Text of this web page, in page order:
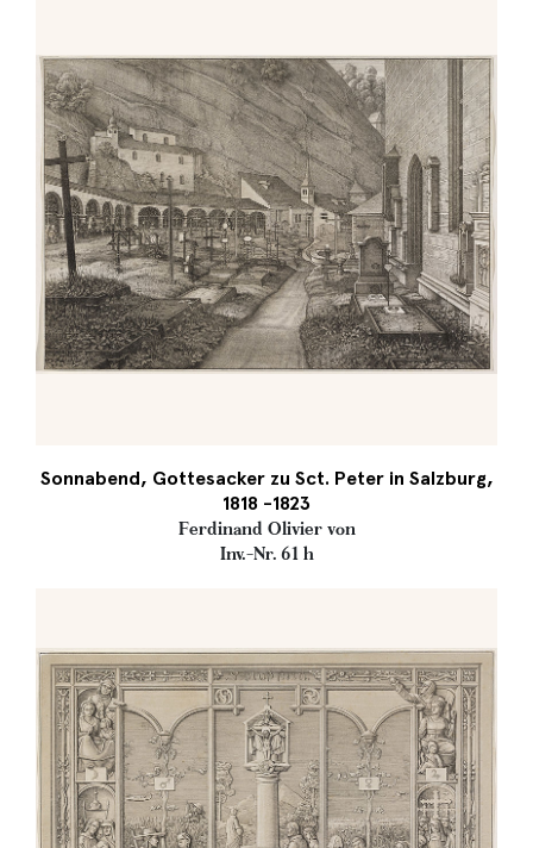
Sonnabend, Gottesacker zu Sct. Peter in Salzburg,
1818 -1823
Ferdinand Olivier von
Inv.-Nr. 61 h